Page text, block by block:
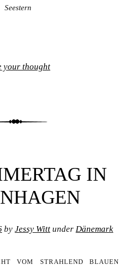
Seestern
your thought
IN
by Jessy Witt under Dänemark
vom strahlend blauen